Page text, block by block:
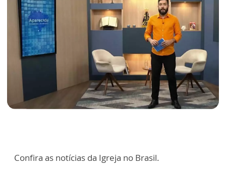
Confira as notícias da Igreja no Brasil.